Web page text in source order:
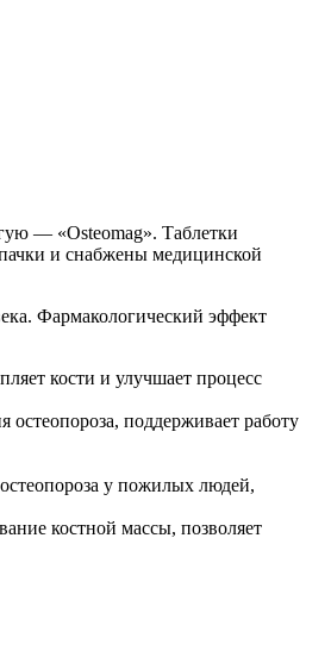
— «Osteomag». Таблетки
и снабжены медицинской
Фармакологический эффект
кости и улучшает процесс
поддерживает работу
у пожилых людей,
костной массы, позволяет